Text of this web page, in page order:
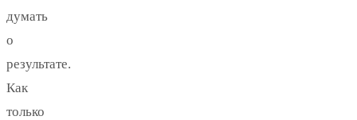
думать
о
результате.
Как
только